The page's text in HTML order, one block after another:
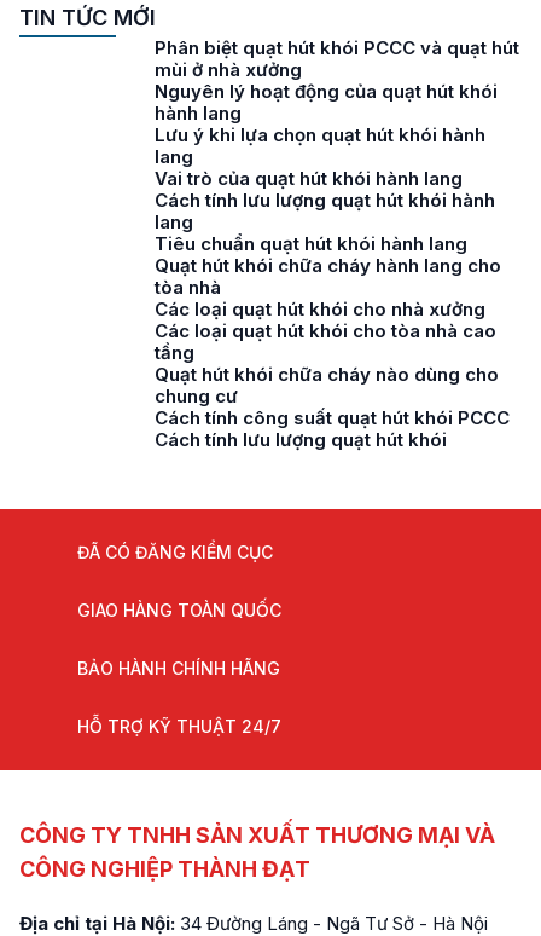
TIN TỨC MỚI
Phân biệt quạt hút khói PCCC và quạt hút
mùi ở nhà xưởng
Nguyên lý hoạt động của quạt hút khói
hành lang
Lưu ý khi lựa chọn quạt hút khói hành
lang
Vai trò của quạt hút khói hành lang
Cách tính lưu lượng quạt hút khói hành
lang
Tiêu chuẩn quạt hút khói hành lang
Quạt hút khói chữa cháy hành lang cho
tòa nhà
Các loại quạt hút khói cho nhà xưởng
Các loại quạt hút khói cho tòa nhà cao
tầng
Quạt hút khói chữa cháy nào dùng cho
chung cư
Cách tính công suất quạt hút khói PCCC
Cách tính lưu lượng quạt hút khói
ĐÃ CÓ ĐĂNG KIỂM CỤC
GIAO HÀNG TOÀN QUỐC
BẢO HÀNH CHÍNH HÃNG
HỖ TRỢ KỸ THUẬT 24/7
CÔNG TY TNHH SẢN XUẤT THƯƠNG MẠI VÀ
CÔNG NGHIỆP THÀNH ĐẠT
Địa chỉ tại Hà Nội: 34 Đường Láng - Ngã Tư Sở - Hà Nội